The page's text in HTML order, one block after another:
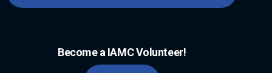
Become a IAMC Volunteer!